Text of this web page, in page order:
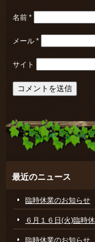
名前*
メール*
サイト
最近のニュース
臨時休業のお知らせ
６月１６日(火)臨時
臨時休業のお知らせ